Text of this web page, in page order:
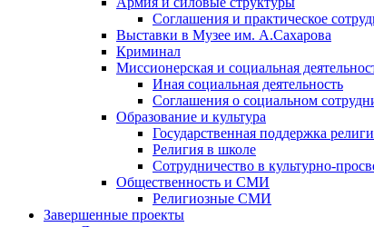
Соглашения и практическое
Выставки в Музее им. А.Сахарова
Криминал
Миссионерская и социальная
Иная социальная деятельность
Соглашения о социальном
Образование и культура
Государственная поддержка
Религия в школе
Сотрудничество в культурно-
Общественность и СМИ
Религиозные СМИ
Завершенные проекты